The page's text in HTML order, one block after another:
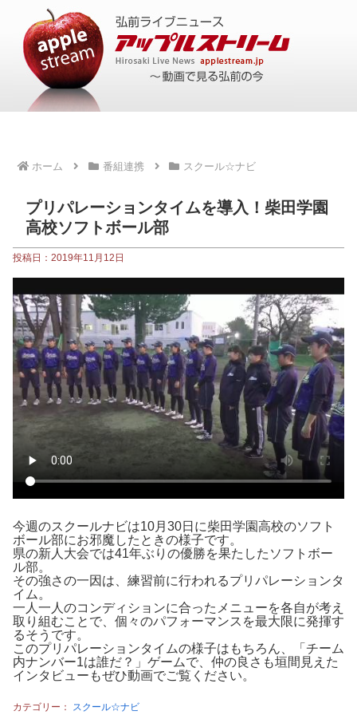
ホーム 番組連携 スクール☆ナビ
プリパレーションタイムを導入！柴田学園
高校ソフトボール部
投稿日：2019年11月12日
今週のスクールナビは10月30日に柴田学園高校のソフト
ボール部にお邪魔したときの様子です。
県の新人大会では41年ぶりの優勝を果たしたソフトボー
ル部。
その強さの一因は、練習前に行われるプリパレーションタ
イム。
一人一人のコンディションに合ったメニューを各自が考え
取り組むことで、個々のパフォーマンスを最大限に発揮す
るそうです。
このプリパレーションタイムの様子はもちろん、「チーム
内ナンバー1は誰だ？」ゲームで、仲の良さも垣間見えた
インタビューもぜひ動画でご覧ください。
カテゴリー： スクール☆ナビ